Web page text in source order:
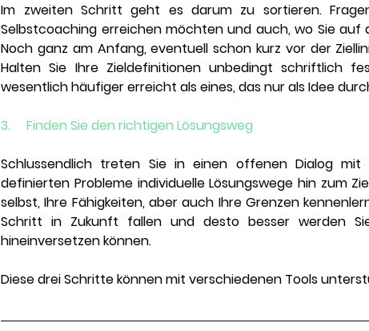
Im zweiten Schritt geht es darum zu sortieren.
Selbstcoaching erreichen möchten und auch, wo Sie auf
Noch ganz am Anfang, eventuell schon kurz vor der
Halten Sie Ihre Zieldefinitionen unbedingt schriftlich
wesentlich häufiger erreicht als eines, das nur als Idee
3.     Finden Sie den richtigen Lösungsweg
Schlussendlich treten Sie in einen offenen Dialog
definierten Probleme individuelle Lösungswege hin zum
selbst, Ihre Fähigkeiten, aber auch Ihre Grenzen
Schritt in Zukunft fallen und desto besser werden
hineinversetzen können.
Diese drei Schritte können mit verschiedenen Tools